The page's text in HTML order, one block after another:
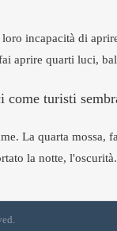
incapacità di
aprire quarti luci,
turisti
La quarta mossa,
la notte,